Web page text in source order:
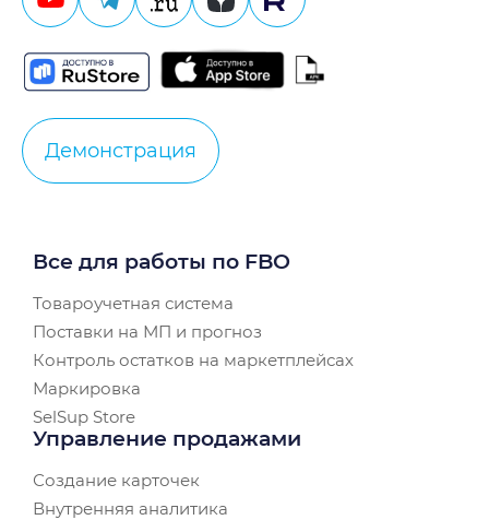
Демонстрация
Все для работы по FBO
Товароучетная система
Поставки на МП и прогноз
Контроль остатков на маркетплейсах
Маркировка
SelSup Store
Управление продажами
Создание карточек
Внутренняя аналитика